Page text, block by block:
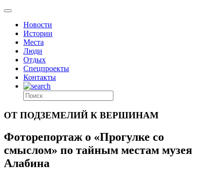
Новости
Истории
Места
Люди
Отдых
Спецпроекты
Контакты
ОТ ПОДЗЕМЕЛИЙ К ВЕРШИНАМ
Фоторепортаж о «Прогулке со
смыслом» по тайным местам музея
Алабина